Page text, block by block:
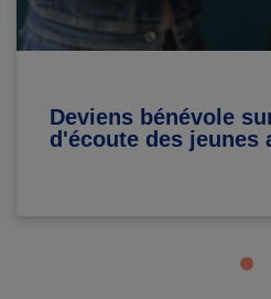
Deviens bénévole
d'écoute des jeunes